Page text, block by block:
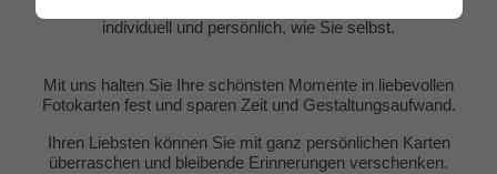
individuell und persönlich, wie Sie selbst.
Mit uns halten Sie Ihre schönsten Momente in liebevollen
Fotokarten fest und sparen Zeit und Gestaltungsaufwand.
Ihren Liebsten können Sie mit ganz persönlichen Karten
überraschen und bleibende Erinnerungen verschenken.